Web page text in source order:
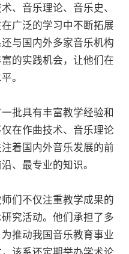
、音乐理论、音乐史、
广泛的学习中不断拓展
与国内外多家音乐机构
的实践机会，让他们在
。
批具有丰富教学经验和
在作曲技术、音乐理论
着国内外音乐发展的前
、最专业的知识。
们不仅注重教学成果的
究活动。他们承担了多
推动我国音乐教育事业